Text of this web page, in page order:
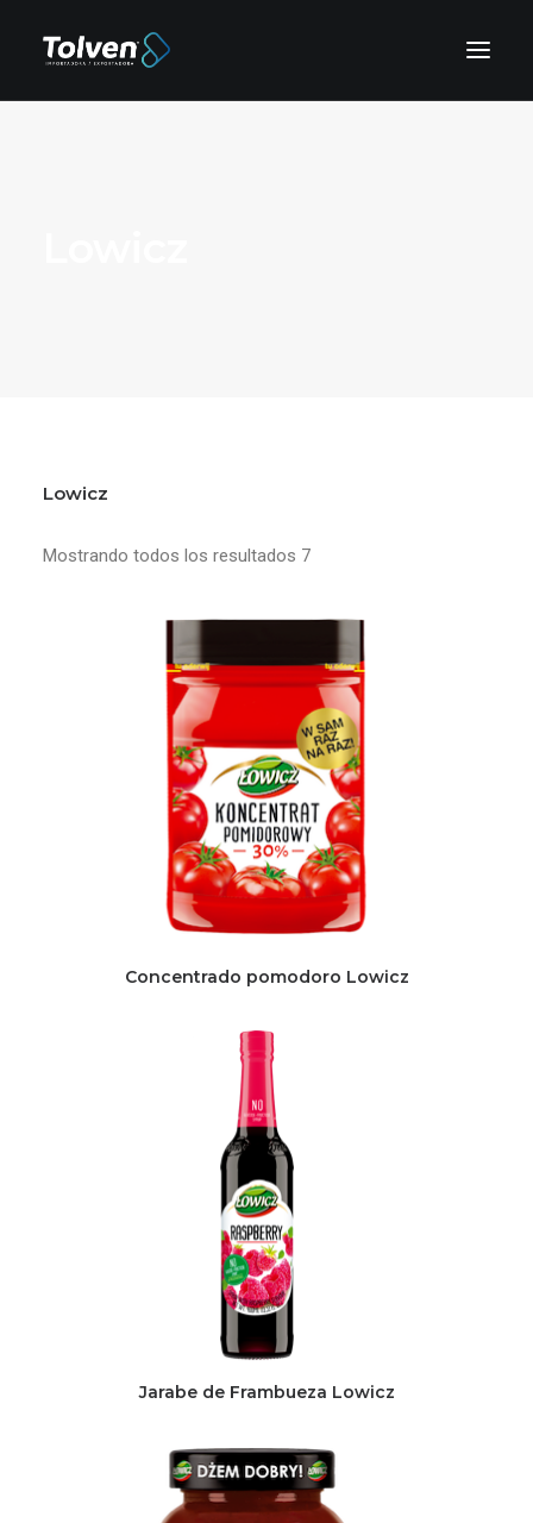
Lowicz
Mostrando todos los resultados 7
Concentrado pomodoro Lowicz
Jarabe de Frambueza Lowicz